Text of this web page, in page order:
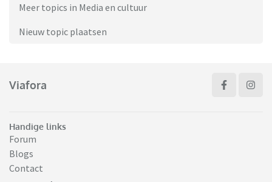
Meer topics in Media en cultuur
Nieuw topic plaatsen
Viafora
Handige links
Forum
Blogs
Contact